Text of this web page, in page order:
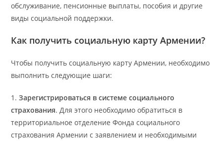
обслуживание, пенсионные выплаты, пособия и другие
виды социальной поддержки.
Как получить социальную карту Армении?
Чтобы получить социальную карту Армении, необходимо
выполнить следующие шаги:
1.Зарегистрироваться в системе социального
страхования. Для этого необходимо обратиться в
территориальное отделение Фонда социального
страхования Армении с заявлением и необходимыми